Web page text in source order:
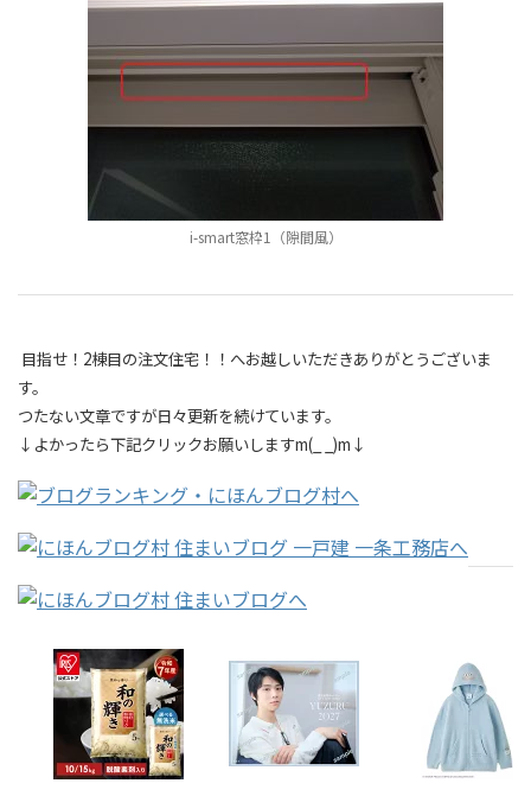
i-smart窓枠1（隙間風）
目指せ！2棟目の注文住宅！！へお越しいただきありがとうございま
す。
つたない文章ですが日々更新を続けています。
↓よかったら下記クリックお願いしますm(_ _)m↓